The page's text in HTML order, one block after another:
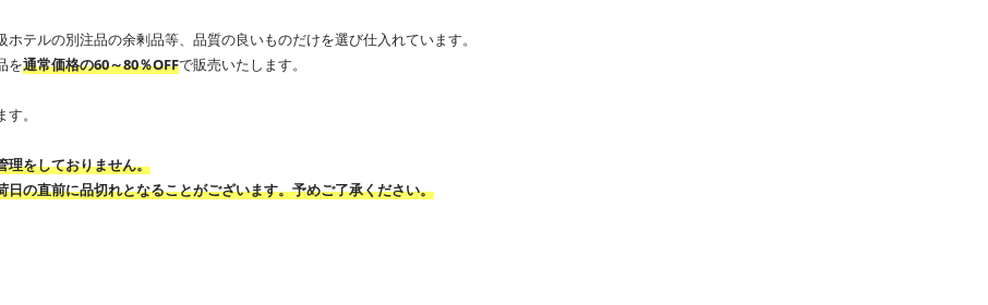
テルの別注品の余剰品等、品質の良いものだけを選び仕入れています。
を通常価格の60～80％OFFで販売いたします。
。
理をしておりません。
の直前に品切れとなることがございます。予めご了承ください。